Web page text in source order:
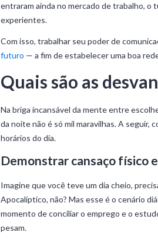
entraram ainda no mercado de trabalho, o
experientes.
Com isso, trabalhar seu poder de
futuro — a fim de estabelecer uma boa
Quais são as
Na briga incansável da mente entre
da noite não é só mil maravilhas. A seguir,
horários do dia.
Demonstrar cansaço físico
Imagine que você teve um dia cheio,
Apocalíptico, não? Mas esse é o cenário
momento de conciliar o emprego e o
pesam.